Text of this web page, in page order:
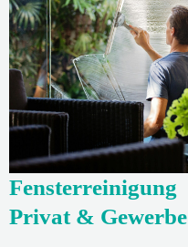
Fensterreinigung
Privat & Gewerbe